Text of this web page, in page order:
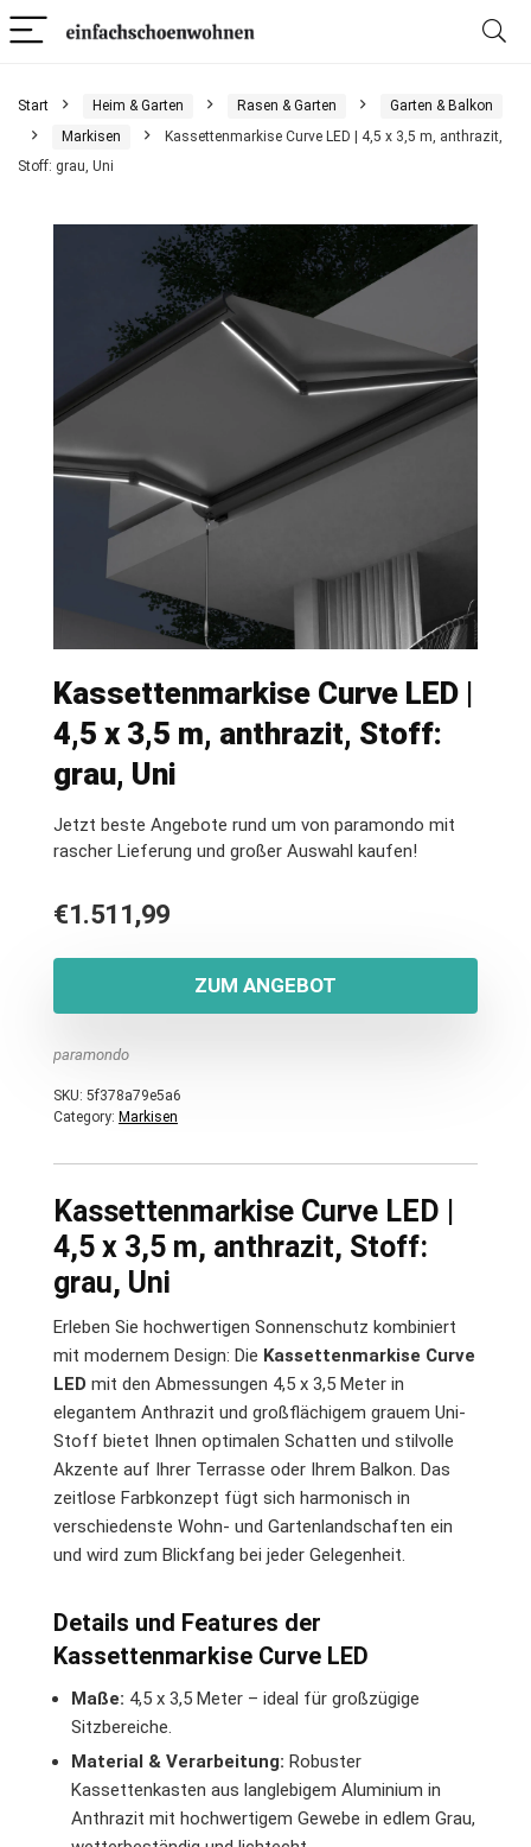
Start Heim & Garten Rasen & Garten
Garten & Balkon
Markisen
Kassettenmarkise Curve LED | 4,5 x 3,5 m, anthrazit,
Stoff: grau, Uni
Kassettenmarkise Curve LED |
4,5 x 3,5 m, anthrazit, Stoff:
grau, Uni
Jetzt beste Angebote rund um von paramondo mit
rascher Lieferung und großer Auswahl kaufen!
€1.511,99
ZUM ANGEBOT
paramondo
SKU: 5f378a79e5a6
Category: Markisen
Kassettenmarkise Curve LED |
4,5 x 3,5 m, anthrazit, Stoff:
grau, Uni
Erleben Sie hochwertigen Sonnenschutz kombiniert
mit modernem Design: Die Kassettenmarkise Curve
LED mit den Abmessungen 4,5 x 3,5 Meter in
elegantem Anthrazit und großflächigem grauem Uni-
Stoff bietet Ihnen optimalen Schatten und stilvolle
Akzente auf Ihrer Terrasse oder Ihrem Balkon. Das
zeitlose Farbkonzept fügt sich harmonisch in
verschiedenste Wohn- und Gartenlandschaften ein
und wird zum Blickfang bei jeder Gelegenheit.
Details und Features der
Kassettenmarkise Curve LED
Maße: 4,5 x 3,5 Meter – ideal für großzügige
Sitzbereiche.
Material & Verarbeitung: Robuster
Kassettenkasten aus langlebigem Aluminium in
Anthrazit mit hochwertigem Gewebe in edlem Grau,